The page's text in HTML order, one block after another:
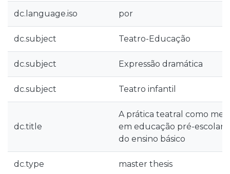
dc.language.iso por
dc.subject Teatro-Educação
dc.subject Expressão dramática
dc.subject Teatro infantil
dc.title
A prática teatral como
em educação pré-escolar
do ensino básico
dc.type master thesis